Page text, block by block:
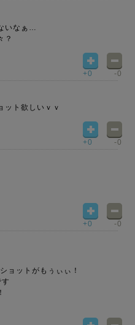
いなぁ…
？
+0 -0
ット欲しいｖｖ
+0 -0
+0 -0
ョットがもぅぃぃ！